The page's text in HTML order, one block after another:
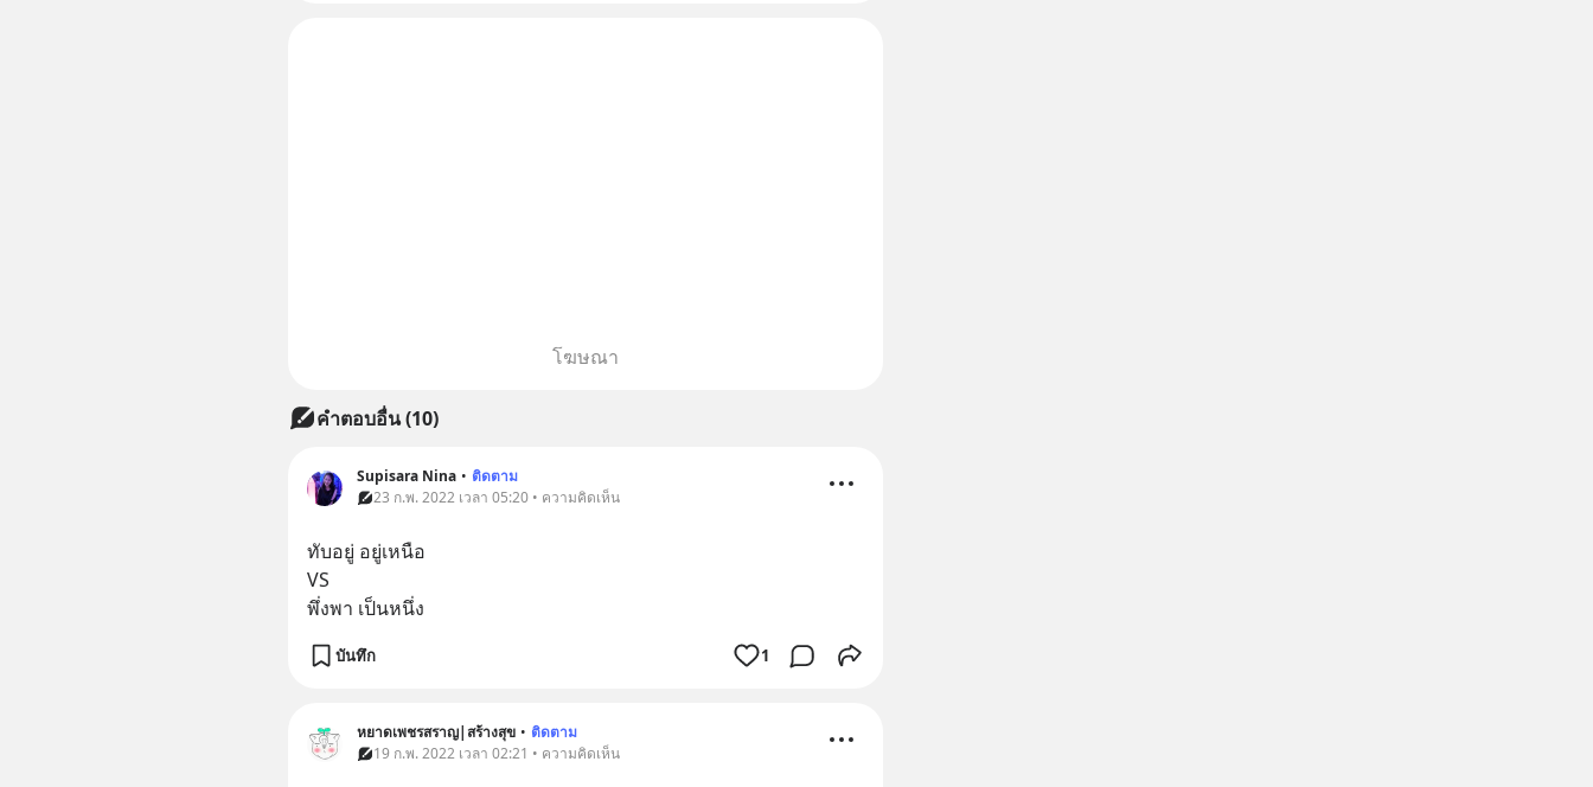
โฆษณา
คำตอบอื่น(10)
Supisara Nina • ติดตาม
23 ก.พ. 2022 เวลา 05:20 • ความคิดเห็น
ทับอยู่ อยู่เหนือ
VS
พึ่งพา เป็นหนึ่ง
บันทึก 1
หยาดเพชรสราญ|สร้างสุข • ติดตาม
19 ก.พ. 2022 เวลา 02:21 • ความคิดเห็น